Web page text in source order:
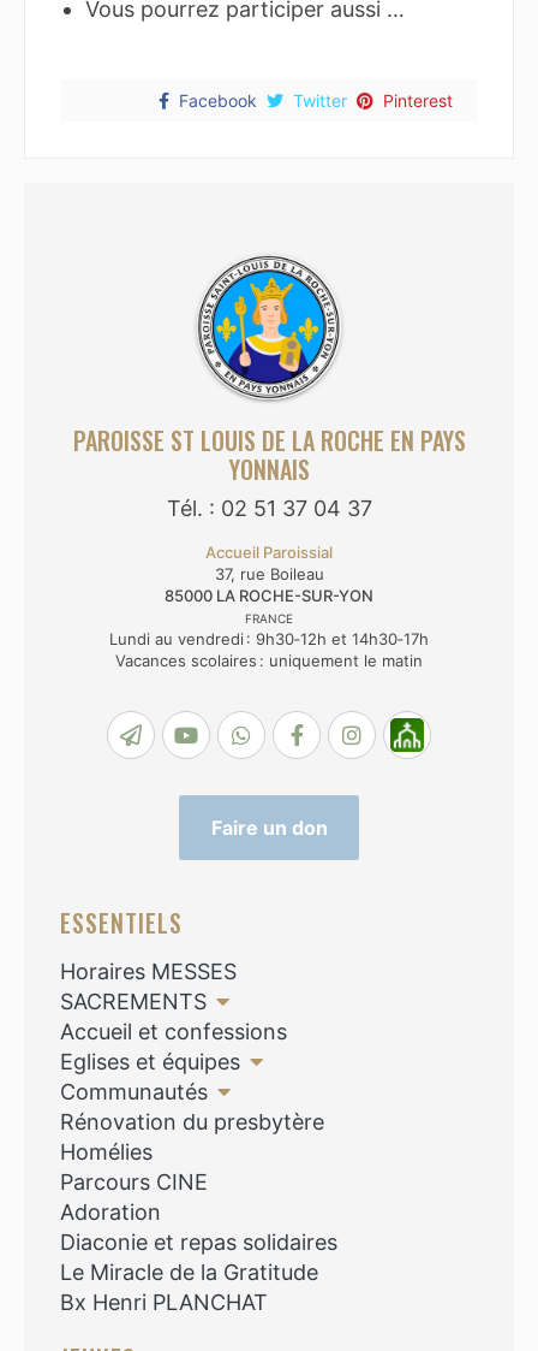
PAROISSE ST LOUIS DE LA ROCHE EN PAYS
YONNAIS
Tél. : 02 51 37 04 37
Accueil Paroissial
37, rue Boileau
85000 LA ROCHE-SUR-YON
FRANCE
Lundi au vendredi : 9h30‑12h et 14h30‑17h
Vacances scolaires : uniquement le matin
Faire un don
ESSENTIELS
Horaires MESSES
SACREMENTS
Accueil et confessions
Eglises et équipes
Communautés
Rénovation du presbytère
Homélies
Parcours CINE
Adoration
Diaconie et repas solidaires
Le Miracle de la Gratitude
Bx Henri PLANCHAT
Vous pourrez participer aussi …
Facebook Twitter Pinterest